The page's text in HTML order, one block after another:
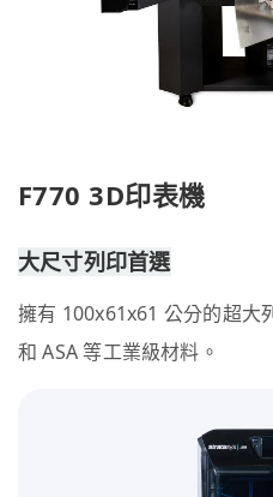
F770 3D印表機
大尺寸列印首選
擁有 100x61x61 公分的超大
和 ASA 等工業級材料。